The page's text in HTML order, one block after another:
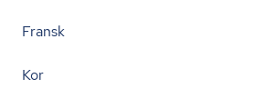
Fransk
Kor